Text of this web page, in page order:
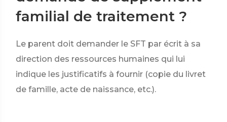
familial de traitement ?
Le parent doit demander le SFT par écrit à sa
direction des ressources humaines qui lui
indique les justificatifs à fournir (copie du livret
de famille, acte de naissance, etc.).